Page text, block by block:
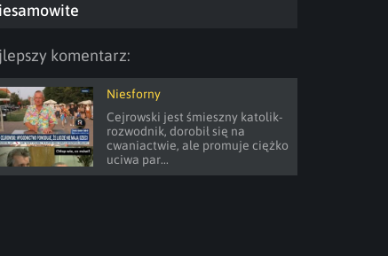
komentarz:
Niesforny
Cejrowski jest śmieszny katolik-
rozwodnik, dorobił się na
cwaniactwie, ale promuje ciężko
uciwa par...